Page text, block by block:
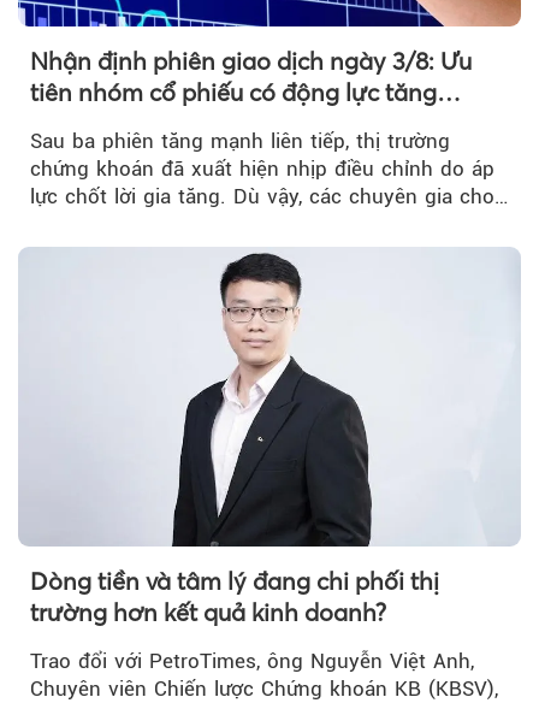
Nhận định phiên giao dịch ngày 3/8: Ưu
tiên nhóm cổ phiếu có động lực tăng
Sau ba phiên tăng mạnh liên tiếp, thị trường
chứng khoán đã xuất hiện nhịp điều chỉnh do áp
lực chốt lời gia tăng. Dù vậy, các chuyên gia cho
Dòng tiền và tâm lý đang chi phối thị
trường hơn kết quả kinh doanh?
Trao đổi với PetroTimes, ông Nguyễn Việt Anh,
Chuyên viên Chiến lược Chứng khoán KB (KBSV),